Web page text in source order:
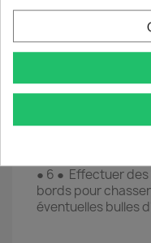
essayant de
l’écran (coller/
● 4 ● Prendre la
plastique
l’autocollant en
● 5 ● Poser avec
sur l’écran du
bords du
● 6 ● Effectuer
bords pour
éventuelles bulles